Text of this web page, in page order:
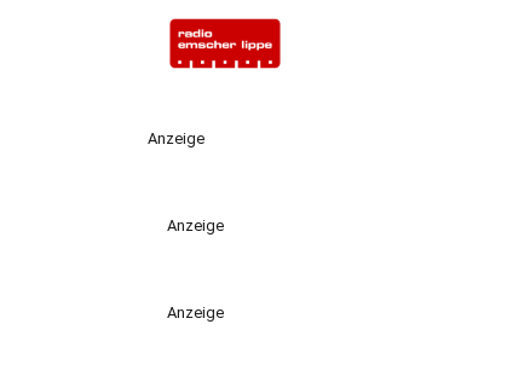
Anzeige
Anzeige
Anzeige